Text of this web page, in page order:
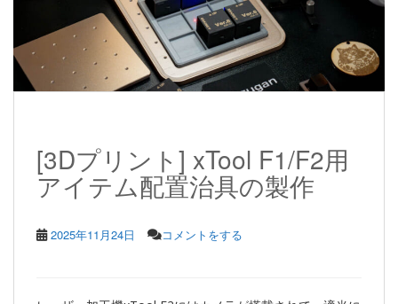
[3Dプリント] xTool F1/F2用
アイテム配置治具の製作
2025年11月24日 コメントをする